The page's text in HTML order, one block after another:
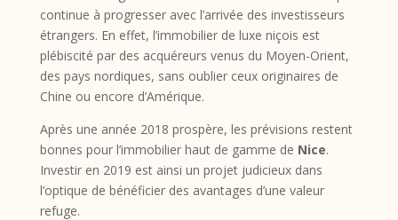
continue à progresser avec l’arrivée des investisseurs
étrangers. En effet, l’immobilier de luxe niçois est
plébiscité par des acquéreurs venus du Moyen-Orient,
des pays nordiques, sans oublier ceux originaires de
Chine ou encore d’Amérique.
Après une année 2018 prospère, les prévisions restent
bonnes pour l’immobilier haut de gamme de Nice.
Investir en 2019 est ainsi un projet judicieux dans
l’optique de bénéficier des avantages d’une valeur
refuge.